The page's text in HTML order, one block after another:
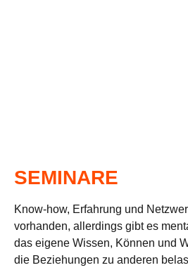
SEMINARE
Know-how, Erfah­rung und
vor­han­den, aller­dings gibt es
das eigene Wis­sen, Kön­nen und
die Bezie­hun­gen zu ande­ren